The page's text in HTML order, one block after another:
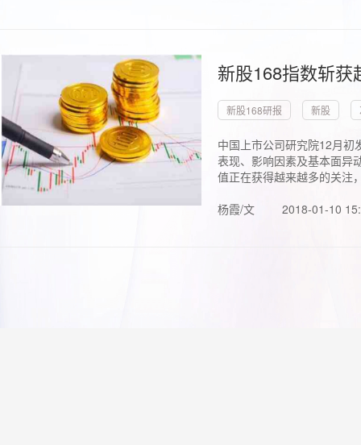
新股168指数斩
新股168研报 新股
中国上市公司研究院12月初
表现、影响因素及基本面异
值正在获得越来越多的关注
杨霞/文
2018-01-10